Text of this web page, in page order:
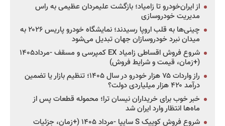
از ایران‌خودرو تا زامیاد؛ بازگشت علیمردان عظیمی به راس
مدیریت خودروسازی
چینی‌ها به قلب اروپا رسیدند؛ نمایشگاه خودرو پاریس ۲۰۲۶ به
میدان نبرد خودروسازان جهان تبدیل می‌شود
شروع فروش اقساطی زامیاد EX کمپرسی و مسقف -مرداد۱۴۰۵
(+زمان، قیمت و شرایط فروش)
راز واردات ۷۵ هزار خودرو در سال ۱۴۰۵؛ تنظیم بازار یا تضمین
درآمد ۴۲۰ هزار میلیاردی دولت؟
خبر خوب برای خریداران نیسان ترا؛ محموله قطعات پس از
ماه‌ها انتظار وارد ایران شد
شروع فروش کوییک S سایپا -مرداد ۱۴۰۵ (+زمان، جزئیات